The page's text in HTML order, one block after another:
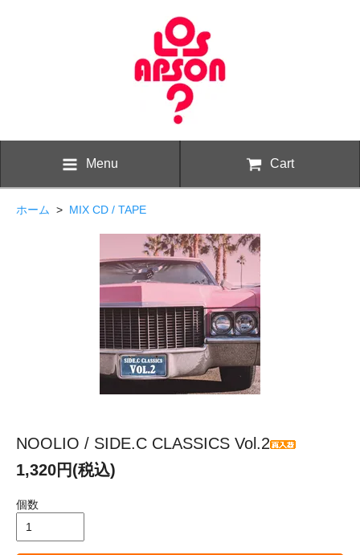
Menu Cart
ホーム > MIX CD / TAPE
NOOLIO / SIDE.C CLASSICS Vol.2
1,320円(税込)
個数